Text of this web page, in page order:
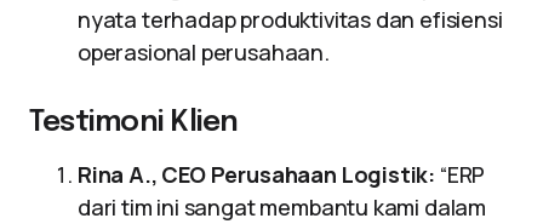
nyata terhadap produktivitas dan efisiensi
operasional perusahaan.
Testimoni Klien
Rina A., CEO Perusahaan Logistik: “ERP
dari tim ini sangat membantu kami dalam